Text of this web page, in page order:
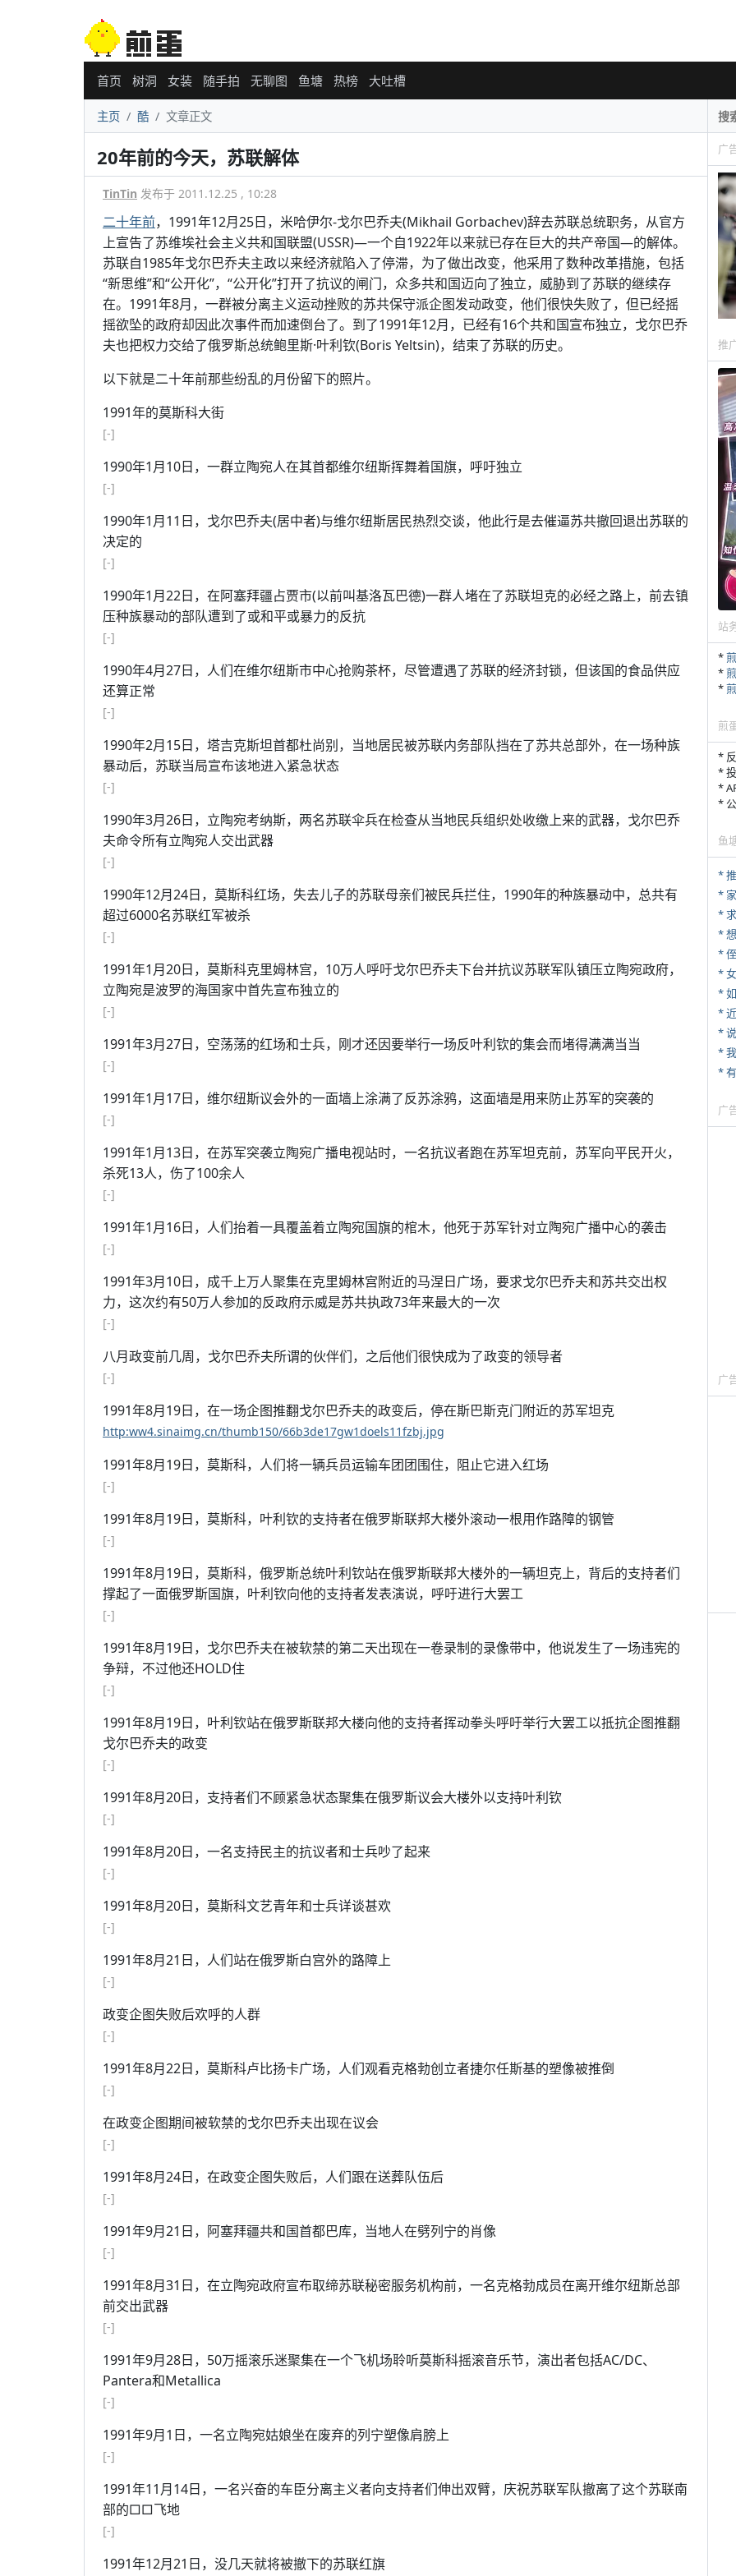
首页 树洞 女装 随手拍 无聊图 鱼塘 热榜 大吐槽
主页 酷 文章正文
20年前的今天，苏联解体
TinTin 发布于 2011.12.25 , 10:28
二十年前，1991年12月25日，米哈伊尔-戈尔巴乔夫(Mikhail Gorbachev)辞去苏联总统职务，从官方
上宣告了苏维埃社会主义共和国联盟(USSR)—一个自1922年以来就已存在巨大的共产帝国—的解体。
苏联自1985年戈尔巴乔夫主政以来经济就陷入了停滞，为了做出改变，他采用了数种改革措施，包括
“新思维”和“公开化”，“公开化”打开了抗议的闸门，众多共和国迈向了独立，威胁到了苏联的继续存
在。1991年8月，一群被分离主义运动挫败的苏共保守派企图发动政变，他们很快失败了，但已经摇
摇欲坠的政府却因此次事件而加速倒台了。到了1991年12月，已经有16个共和国宣布独立，戈尔巴乔
夫也把权力交给了俄罗斯总统鲍里斯·叶利钦(Boris Yeltsin)，结束了苏联的历史。
以下就是二十年前那些纷乱的月份留下的照片。
1991年的莫斯科大街
[-]
1990年1月10日，一群立陶宛人在其首都维尔纽斯挥舞着国旗，呼吁独立
[-]
1990年1月11日，戈尔巴乔夫(居中者)与维尔纽斯居民热烈交谈，他此行是去催逼苏共撤回退出苏联的
决定的
[-]
1990年1月22日，在阿塞拜疆占贾市(以前叫基洛瓦巴德)一群人堵在了苏联坦克的必经之路上，前去镇
压种族暴动的部队遭到了或和平或暴力的反抗
[-]
1990年4月27日，人们在维尔纽斯市中心抢购茶杯，尽管遭遇了苏联的经济封锁，但该国的食品供应
还算正常
[-]
1990年2月15日，塔吉克斯坦首都杜尚别，当地居民被苏联内务部队挡在了苏共总部外，在一场种族
暴动后，苏联当局宣布该地进入紧急状态
[-]
1990年3月26日，立陶宛考纳斯，两名苏联伞兵在检查从当地民兵组织处收缴上来的武器，戈尔巴乔
夫命令所有立陶宛人交出武器
[-]
1990年12月24日，莫斯科红场，失去儿子的苏联母亲们被民兵拦住，1990年的种族暴动中，总共有
超过6000名苏联红军被杀
[-]
1991年1月20日，莫斯科克里姆林宫，10万人呼吁戈尔巴乔夫下台并抗议苏联军队镇压立陶宛政府，
立陶宛是波罗的海国家中首先宣布独立的
[-]
1991年3月27日，空荡荡的红场和士兵，刚才还因要举行一场反叶利钦的集会而堵得满满当当
[-]
1991年1月17日，维尔纽斯议会外的一面墙上涂满了反苏涂鸦，这面墙是用来防止苏军的突袭的
[-]
1991年1月13日，在苏军突袭立陶宛广播电视站时，一名抗议者跑在苏军坦克前，苏军向平民开火，
杀死13人，伤了100余人
[-]
1991年1月16日，人们抬着一具覆盖着立陶宛国旗的棺木，他死于苏军针对立陶宛广播中心的袭击
[-]
1991年3月10日，成千上万人聚集在克里姆林宫附近的马涅日广场，要求戈尔巴乔夫和苏共交出权
力，这次约有50万人参加的反政府示威是苏共执政73年来最大的一次
[-]
八月政变前几周，戈尔巴乔夫所谓的伙伴们，之后他们很快成为了政变的领导者
[-]
1991年8月19日，在一场企图推翻戈尔巴乔夫的政变后，停在斯巴斯克门附近的苏军坦克
http:ww4.sinaimg.cn/thumb150/66b3de17gw1doels11fzbj.jpg
1991年8月19日，莫斯科，人们将一辆兵员运输车团团围住，阻止它进入红场
[-]
1991年8月19日，莫斯科，叶利钦的支持者在俄罗斯联邦大楼外滚动一根用作路障的钢管
[-]
1991年8月19日，莫斯科，俄罗斯总统叶利钦站在俄罗斯联邦大楼外的一辆坦克上，背后的支持者们
撑起了一面俄罗斯国旗，叶利钦向他的支持者发表演说，呼吁进行大罢工
[-]
1991年8月19日，戈尔巴乔夫在被软禁的第二天出现在一卷录制的录像带中，他说发生了一场违宪的
争辩，不过他还HOLD住
[-]
1991年8月19日，叶利钦站在俄罗斯联邦大楼向他的支持者挥动拳头呼吁举行大罢工以抵抗企图推翻
戈尔巴乔夫的政变
[-]
1991年8月20日，支持者们不顾紧急状态聚集在俄罗斯议会大楼外以支持叶利钦
[-]
1991年8月20日，一名支持民主的抗议者和士兵吵了起来
[-]
1991年8月20日，莫斯科文艺青年和士兵详谈甚欢
[-]
1991年8月21日，人们站在俄罗斯白宫外的路障上
[-]
政变企图失败后欢呼的人群
[-]
1991年8月22日，莫斯科卢比扬卡广场，人们观看克格勃创立者捷尔任斯基的塑像被推倒
[-]
在政变企图期间被软禁的戈尔巴乔夫出现在议会
[-]
1991年8月24日，在政变企图失败后，人们跟在送葬队伍后
[-]
1991年9月21日，阿塞拜疆共和国首都巴库，当地人在劈列宁的肖像
[-]
1991年8月31日，在立陶宛政府宣布取缔苏联秘密服务机构前，一名克格勃成员在离开维尔纽斯总部
前交出武器
[-]
1991年9月28日，50万摇滚乐迷聚集在一个飞机场聆听莫斯科摇滚音乐节，演出者包括AC/DC、
Pantera和Metallica
[-]
1991年9月1日，一名立陶宛姑娘坐在废弃的列宁塑像肩膀上
[-]
1991年11月14日，一名兴奋的车臣分离主义者向支持者们伸出双臂，庆祝苏联军队撤离了这个苏联南
部的□□飞地
[-]
1991年12月21日，没几天就将被撤下的苏联红旗
广
推
站
*
*
*
煎
*
*
*
*
鱼
*
*
*
*
*
*
*
*
*
广
广